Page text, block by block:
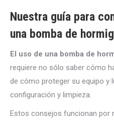
Nuestra guía para
una bomba de
El uso de una bomba de
requiere no sólo saber cómo
de cómo proteger su equipo y
configuración y limpieza.
Estos consejos funcionan por